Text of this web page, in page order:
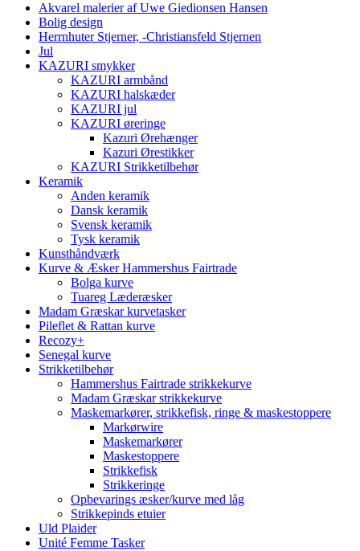
Akvarel malerier af Uwe Giedionsen Hansen
Bolig design
Herrnhuter Stjerner, -Christiansfeld Stjernen
Jul
KAZURI smykker
KAZURI armbånd
KAZURI halskæder
KAZURI jul
KAZURI øreringe
Kazuri Ørehænger
Kazuri Ørestikker
KAZURI Strikketilbehør
Keramik
Anden keramik
Dansk keramik
Svensk keramik
Tysk keramik
Kunsthåndværk
Kurve & Æsker Hammershus Fairtrade
Bolga kurve
Tuareg Læderæsker
Madam Græskar kurvetasker
Pileflet & Rattan kurve
Recozy+
Senegal kurve
Strikketilbehør
Hammershus Fairtrade strikkekurve
Madam Græskar strikkekurve
Maskemarkører, strikkefisk, ringe & maskestoppere
Markørwire
Maskemarkører
Maskestoppere
Strikkefisk
Strikkeringe
Opbevarings æsker/kurve med låg
Strikkepinds etuier
Uld Plaider
Unité Femme Tasker